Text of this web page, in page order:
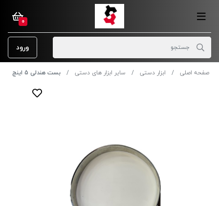
0
ورود
صفحه اصلی ابزار دستی سایر ابزار های دستی بست هندلی 5 اینچ